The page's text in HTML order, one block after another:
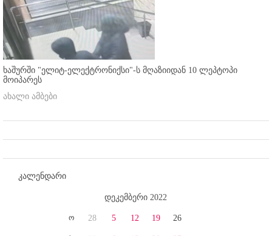
ხაშურში "ელიტ-ელექტრონიქსი"-ს მღაზიიდან 10 ლეპტოპი
მოიპარეს
ახალი ამბები
კალენდარი
დეკემბერი 2022
ო 28 5 12 19 26